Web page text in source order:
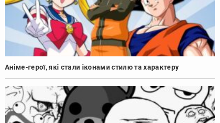
Аніме-герої, які стали іконами стилю та характеру